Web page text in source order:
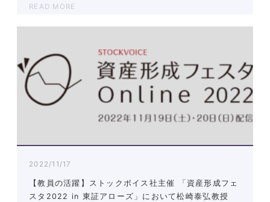
READ MORE
2022/11/17
【教員の活躍】ストックボイス社主催 「資産形成フェ
スタ2022 in 東証アローズ」において松崎泰弘教授